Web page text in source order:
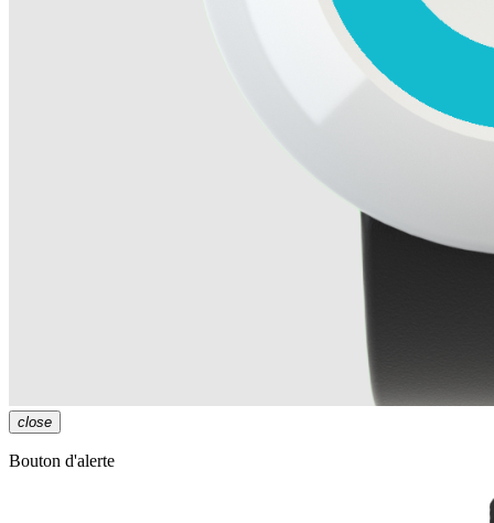
close
Bouton d'alerte